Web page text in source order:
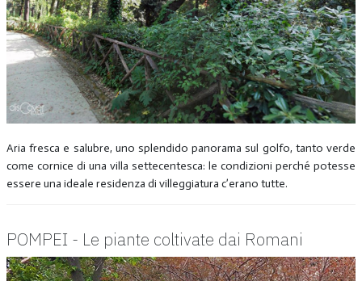
Aria fresca e salubre, uno splendido panorama sul golfo, tanto verde
come cornice di una villa settecentesca: le condizioni perché potesse
essere una ideale residenza di villeggiatura c’erano tutte.
POMPEI - Le piante coltivate dai Romani